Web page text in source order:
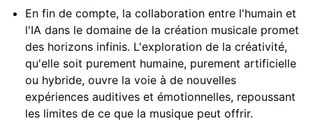
En fin de compte, la collaboration entre l'humain et
l'IA dans le domaine de la création musicale promet
des horizons infinis. L'exploration de la créativité,
qu'elle soit purement humaine, purement artificielle
ou hybride, ouvre la voie à de nouvelles
expériences auditives et émotionnelles, repoussant
les limites de ce que la musique peut offrir.